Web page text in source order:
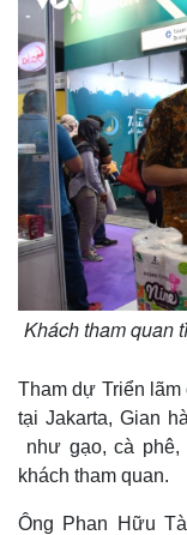
Pháp luật
Vụ án
Tin nóng
Tư vấn luật
Khách tham quan
Tham dự Triển lãm
tại Jakarta, Gian
như gạo, cà
khách tham quan.
Ông Phan Hữu